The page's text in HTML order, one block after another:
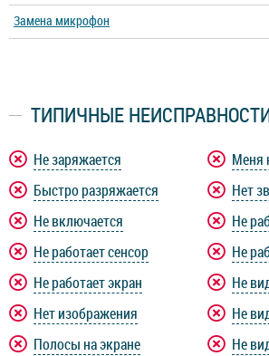
Realme GT 5G
Realme GT Neo 2T
Realme Narzo 20 Pro
Realme Q2
Realme Q2i
Realme V3
Замена микрофон
ТИПИЧНЫЕ
Не заряжается
Быстро разряжается
Не включается
Не работает сенсор
Не работает экран
Нет изображения
Полосы на экране
Меня
Нет
Не
Не
Не
Не
Не